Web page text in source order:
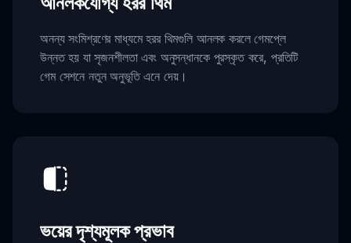
অনন্য সংমিশ্রণের মাধ্যমে হরর থিমগুলি আনলক করলে গেমপ্লে
উন্নত হয় যা সৃজনশীলতা এবং অনুসন্ধানকে পুরস্কৃত করে, প্রতিটি
গেম সেশনে নতুন অনুভূতি এনে দেয়।
ভয়ের দৃশ্যমূলক প্রভাব